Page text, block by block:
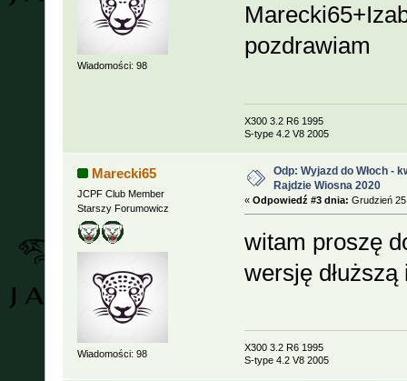
Wiadomości: 98
pozdrawiam
X300 3.2 R6 1995
S-type 4.2 V8 2005
Marecki65
JCPF Club Member
Starszy Forumowicz
Wiadomości: 98
Odp: Wyjazd do Włoch -
Rajdzie Wiosna 2020
« Odpowiedź #3 dnia: Grudzień
witam proszę
wersję
X300 3.2 R6 1995
S-type 4.2 V8 2005